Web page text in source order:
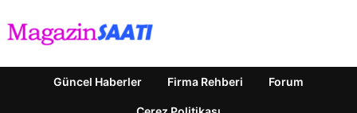
Güncel Haberler Firma Rehberi Forum